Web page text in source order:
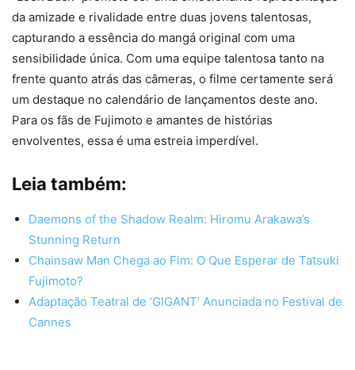
da amizade e rivalidade entre duas jovens talentosas,
capturando a essência do mangá original com uma
sensibilidade única. Com uma equipe talentosa tanto na
frente quanto atrás das câmeras, o filme certamente será
um destaque no calendário de lançamentos deste ano.
Para os fãs de Fujimoto e amantes de histórias
envolventes, essa é uma estreia imperdível.
Leia também:
Daemons of the Shadow Realm: Hiromu Arakawa’s
Stunning Return
Chainsaw Man Chega ao Fim: O Que Esperar de Tatsuki
Fujimoto?
Adaptação Teatral de ‘GIGANT’ Anunciada no Festival de
Cannes